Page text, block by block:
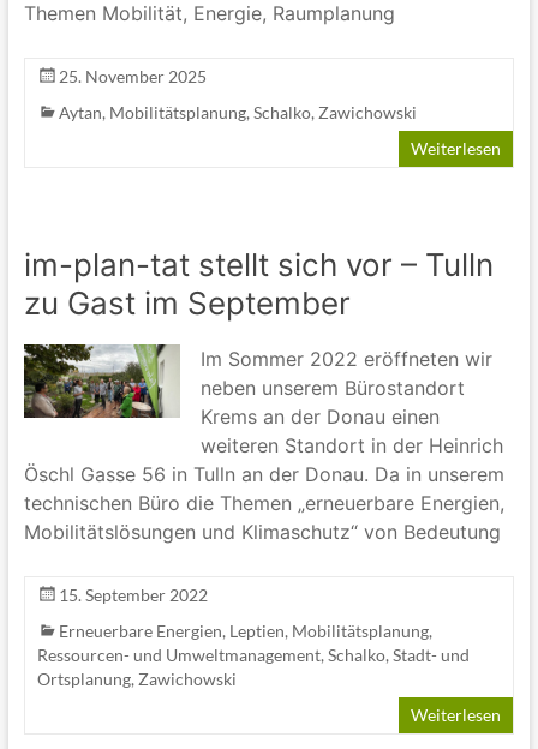
Themen Mobilität, Energie, Raumplanung
25. November 2025
Aytan, Mobilitätsplanung, Schalko, Zawichowski
Weiterlesen
im-plan-tat stellt sich vor – Tulln
zu Gast im September
Im Sommer 2022 eröffneten wir
neben unserem Bürostandort
Krems an der Donau einen
weiteren Standort in der Heinrich
Öschl Gasse 56 in Tulln an der Donau. Da in unserem
technischen Büro die Themen „erneuerbare Energien,
Mobilitätslösungen und Klimaschutz“ von Bedeutung
15. September 2022
Erneuerbare Energien, Leptien, Mobilitätsplanung,
Ressourcen- und Umweltmanagement, Schalko, Stadt- und
Ortsplanung, Zawichowski
Weiterlesen